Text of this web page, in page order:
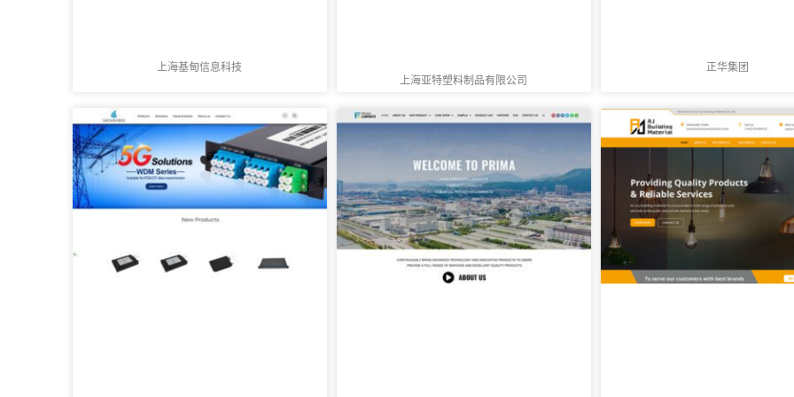
上海基甸信息科技
上海亚特塑料制品有限公司
正华集团